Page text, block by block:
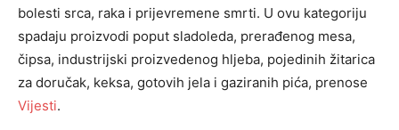
bolesti srca, raka i prijevremene smrti. U ovu kategoriju
spadaju proizvodi poput sladoleda, prerađenog mesa,
čipsa, industrijski proizvedenog hljeba, pojedinih žitarica
za doručak, keksa, gotovih jela i gaziranih pića, prenose
Vijesti.